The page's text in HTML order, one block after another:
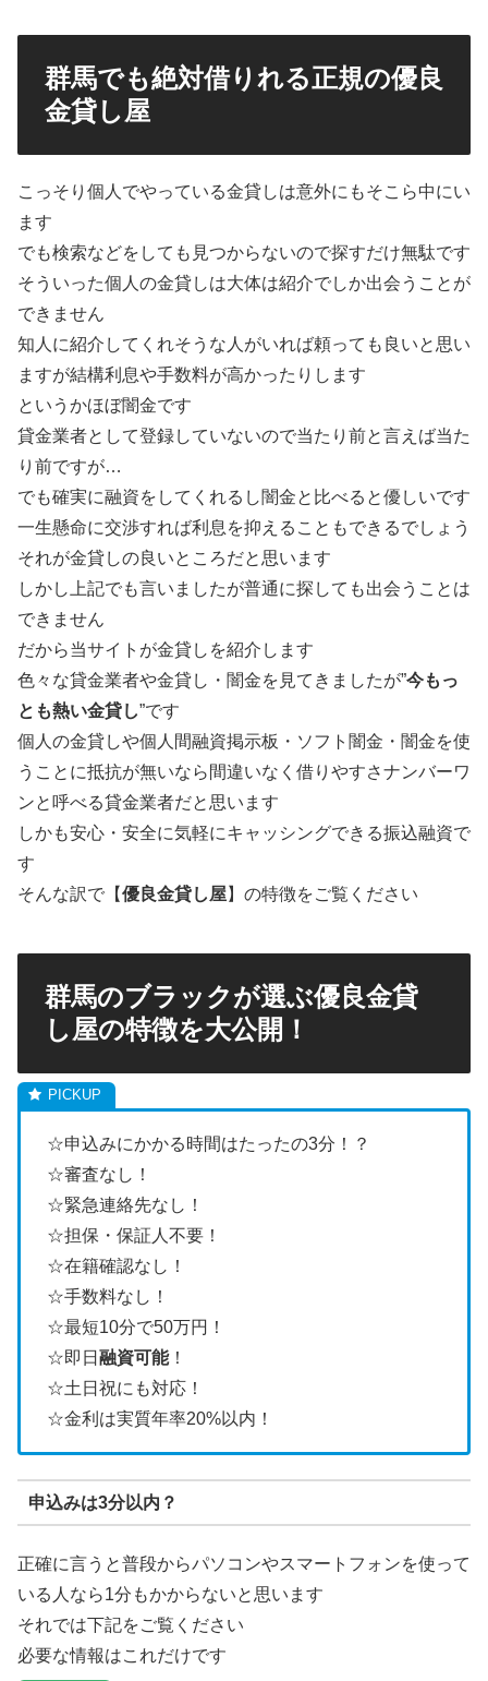
群馬でも絶対借りれる正規の優良
金貸し屋
こっそり個人でやっている金貸しは意外にもそこら中にい
ます
でも検索などをしても見つからないので探すだけ無駄です
そういった個人の金貸しは大体は紹介でしか出会うことが
できません
知人に紹介してくれそうな人がいれば頼っても良いと思い
ますが結構利息や手数料が高かったりします
というかほぼ闇金です
貸金業者として登録していないので当たり前と言えば当た
り前ですが…
でも確実に融資をしてくれるし闇金と比べると優しいです
一生懸命に交渉すれば利息を抑えることもできるでしょう
それが金貸しの良いところだと思います
しかし上記でも言いましたが普通に探しても出会うことは
できません
だから当サイトが金貸しを紹介します
色々な貸金業者や金貸し・闇金を見てきましたが”今もっ
とも熱い金貸し”です
個人の金貸しや個人間融資掲示板・ソフト闇金・闇金を使
うことに抵抗が無いなら間違いなく借りやすさナンバーワ
ンと呼べる貸金業者だと思います
しかも安心・安全に気軽にキャッシングできる振込融資で
す
そんな訳で【優良金貸し屋】の特徴をご覧ください
群馬のブラックが選ぶ優良金貸
し屋の特徴を大公開！
☆申込みにかかる時間はたったの3分！？
☆審査なし！
☆緊急連絡先なし！
☆担保・保証人不要！
☆在籍確認なし！
☆手数料なし！
☆最短10分で50万円！
☆即日 融資可能！
☆土日祝にも対応！
☆金利は実質年率20%以内！
申込みは3分以内？
正確に言うと普段からパソコンやスマートフォンを使って
いる人なら1分もかからないと思います
それでは下記をご覧ください
必要な情報はこれだけです